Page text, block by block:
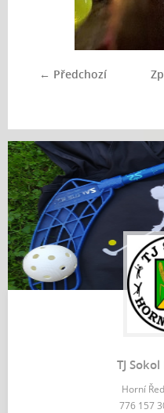
← Předchozí
TJ
Horní
776 157